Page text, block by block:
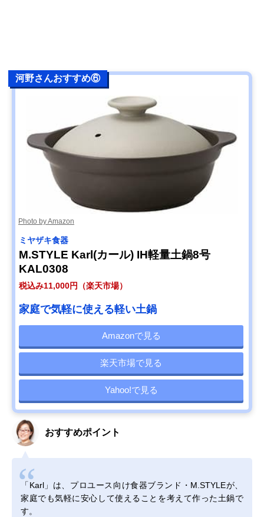
河野さんおすすめ⑥
Photo by Amazon
ミヤザキ食器
M.STYLE Karl(カール) IH軽量土鍋8号
KAL0308
税込み11,000円（楽天市場）
家庭で気軽に使える軽い土鍋
Amazonで見る
楽天市場で見る
Yahoo!で見る
おすすめポイント
「Karl」は、プロユース向け食器ブランド・M.STYLEが、
家庭でも気軽に安心して使えることを考えて作った土鍋で
す。